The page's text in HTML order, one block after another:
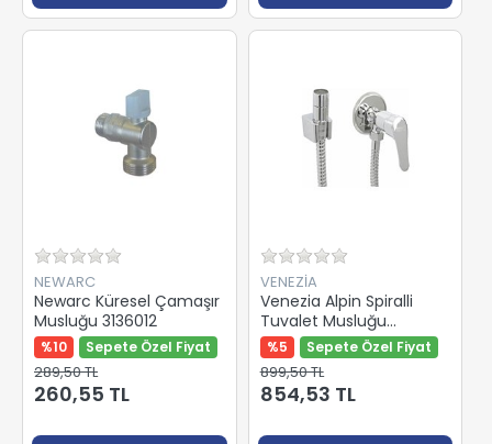
NEWARC
Newarc Küresel Çamaşır
Musluğu 3136012
%10 Sepete Özel Fiyat
289,50 TL
260,55 TL
VENEZİA
Venezia Alpin Spiralli
Tuvalet Musluğu
5097536
%5 Sepete Özel Fiyat
899,50 TL
854,53 TL